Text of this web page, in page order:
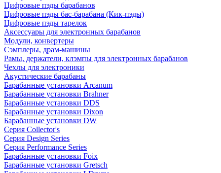
Цифровые пэды барабанов
Цифровые пэды бас-барабана (Кик-пэды)
Цифровые пэды тарелок
Аксессуары для электронных барабанов
Модули, конвертеры
Сэмплеры, драм-машины
Рамы, держатели, клэмпы для электронных барабанов
Чехлы для электроники
Акустические барабаны
Барабанные установки Arcanum
Барабанные установки Brahner
Барабанные установки DDS
Барабанные установки Dixon
Барабанные установки DW
Серия Collector's
Серия Design Series
Серия Performance Series
Барабанные установки Foix
Барабанные установки Gretsch